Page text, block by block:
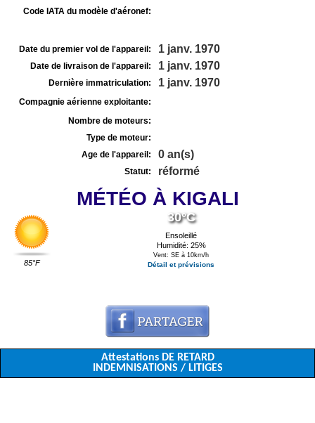
Code IATA du modèle d'aéronef:
Date du premier vol de l'appareil: 1 janv. 1970
Date de livraison de l'appareil: 1 janv. 1970
Dernière immatriculation: 1 janv. 1970
Compagnie aérienne exploitante:
Nombre de moteurs:
Type de moteur:
Age de l'appareil:
0 an(s)
Statut: réformé
MÉTÉO À KIGALI
85°F
30°C
Ensoleillé
Humidité: 25%
Vent: SE à 10km/h
Détail et prévisions
Attestations DE RETARD
INDEMNISATIONS / LITIGES